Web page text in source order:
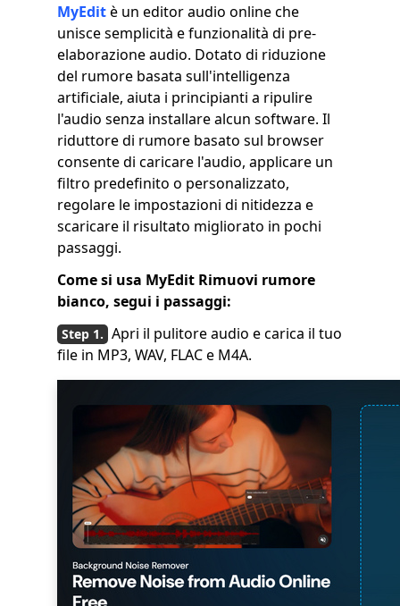
MyEditè un editor audio online che
unisce semplicità e funzionalità di pre-
elaborazione audio. Dotato di riduzione
del rumore basata sull'intelligenza
artificiale, aiuta i principianti a ripulire
l'audio senza installare alcun software. Il
riduttore di rumore basato sul browser
consente di caricare l'audio, applicare un
filtro predefinito o personalizzato,
regolare le impostazioni di nitidezza e
scaricare il risultato migliorato in pochi
passaggi.
Come si usa MyEdit Rimuovi rumore
bianco, segui i passaggi:
Apri il pulitore audio e carica il tuo
file in MP3, WAV, FLAC e M4A.